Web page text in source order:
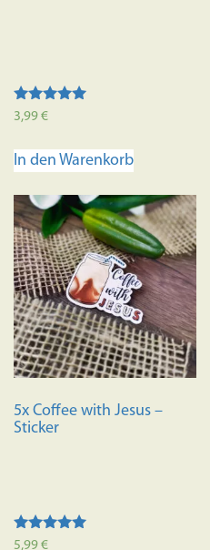
Bewertet mit
5.00
3,99€
In den Warenkorb
5x Coffee with Jesus –
Sticker
Bewertet mit
5,99€